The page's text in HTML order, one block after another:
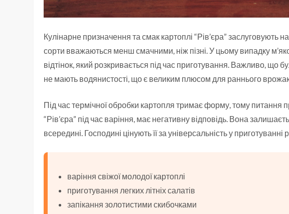
Кулінарне призначення та смак картоплі “Рів’єра” заслуговують
сорти вважаються менш смачними, ніж пізні. У цьому випадку
відтінок, який розкривається під час приготування. Важливо, що
не мають водянистості, що є великим плюсом для раннього
Під час термічної обробки картопля тримає форму, тому питання
“Рів’єра” під час варіння, має негативну відповідь. Вона
всередині. Господині цінують її за універсальність у приготуванні
варіння свіжої молодої картоплі
приготування легких літніх салатів
запікання золотистими скибочками